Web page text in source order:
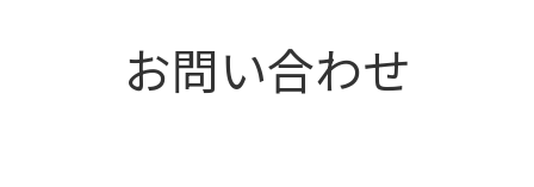
お問い合わせ